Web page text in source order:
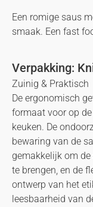
Een romige saus
smaak. Een fast
Verpakking:
Zuinig & Praktisch
De ergonomisch
formaat voor op
keuken. De
bewaring van de
gemakkelijk om
te brengen, en de
ontwerp van het
leesbaarheid van